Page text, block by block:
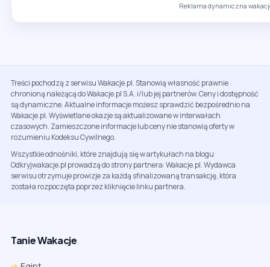
Reklama dynamiczna
Treści pochodzą z serwisu Wakacje.pl. Stanowią własność prawnie
chronioną należącą do Wakacje.pl S.A. i/lub jej partnerów. Ceny i dostępność
są dynamiczne. Aktualne informacje możesz sprawdzić bezpośrednio na
Wakacje.pl. Wyświetlane okazje są aktualizowane w interwałach
czasowych. Zamieszczone informacje lub ceny nie stanowią oferty w
rozumieniu Kodeksu Cywilnego.
Wszystkie odnośniki, które znajdują się w artykułach na blogu
Odkryjwakacje.pl prowadzą do strony partnera: Wakacje.pl. Wydawca
serwisu otrzymuje prowizje za każdą sfinalizowaną transakcję, która
została rozpoczęta poprzez kliknięcie linku partnera.
Tanie Wakacje